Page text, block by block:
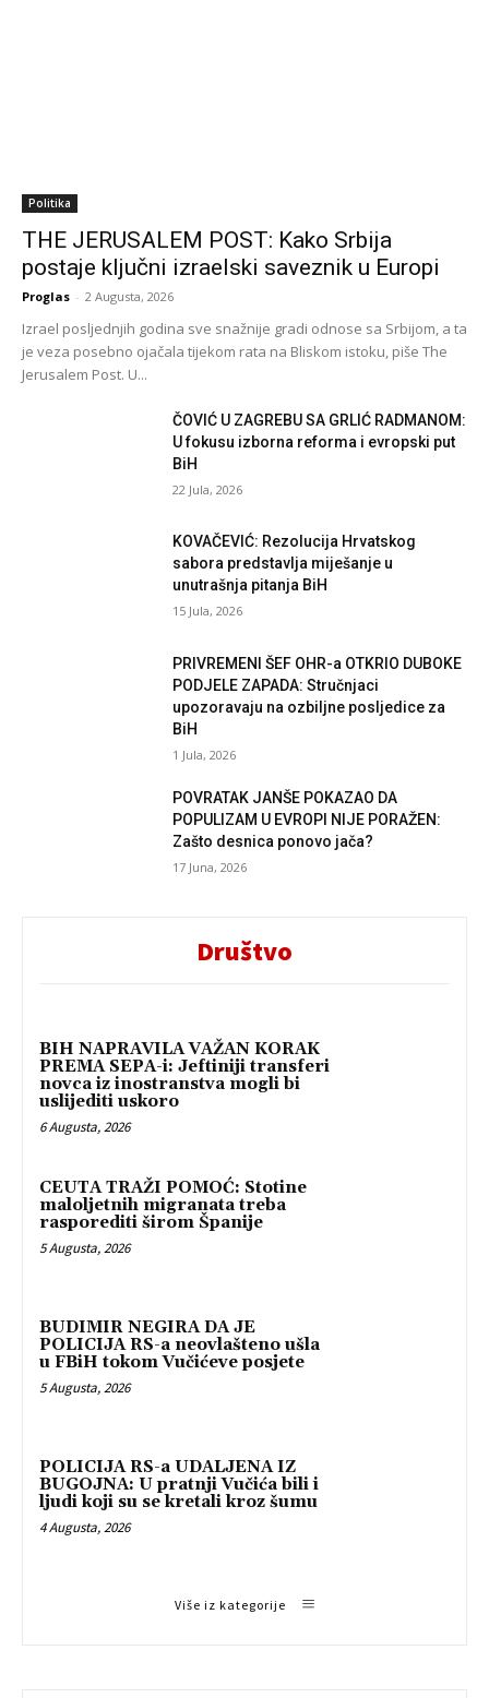
Politika
THE JERUSALEM POST: Kako Srbija
postaje ključni izraelski saveznik u Europi
Proglas - 2 Augusta, 2026
Izrael posljednjih godina sve snažnije gradi odnose sa Srbijom, a ta
je veza posebno ojačala tijekom rata na Bliskom istoku, piše The
Jerusalem Post. U...
ČOVIĆ U ZAGREBU SA GRLIĆ RADMANOM:
U fokusu izborna reforma i evropski put
BiH
22 Jula, 2026
KOVAČEVIĆ: Rezolucija Hrvatskog
sabora predstavlja miješanje u
unutrašnja pitanja BiH
15 Jula, 2026
PRIVREMENI ŠEF OHR-a OTKRIO DUBOKE
PODJELE ZAPADA: Stručnjaci
upozoravaju na ozbiljne posljedice za
BiH
1 Jula, 2026
POVRATAK JANŠE POKAZAO DA
POPULIZAM U EVROPI NIJE PORAŽEN:
Zašto desnica ponovo jača?
17 Juna, 2026
Društvo
BIH NAPRAVILA VAŽAN KORAK
PREMA SEPA-i: Jeftiniji transferi
novca iz inostranstva mogli bi
uslijediti uskoro
6 Augusta, 2026
CEUTA TRAŽI POMOĆ: Stotine
maloljetnih migranata treba
rasporediti širom Španije
5 Augusta, 2026
BUDIMIR NEGIRA DA JE
POLICIJA RS-a neovlašteno ušla
u FBiH tokom Vučićeve posjete
5 Augusta, 2026
POLICIJA RS-a UDALJENA IZ
BUGOJNA: U pratnji Vučića bili i
ljudi koji su se kretali kroz šumu
4 Augusta, 2026
Više iz kategorije